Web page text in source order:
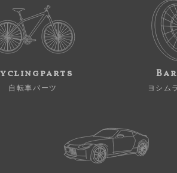
自転車パーツ ヨシム